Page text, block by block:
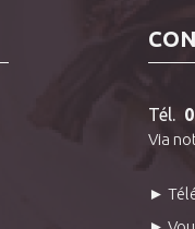
Tél.
Via
►